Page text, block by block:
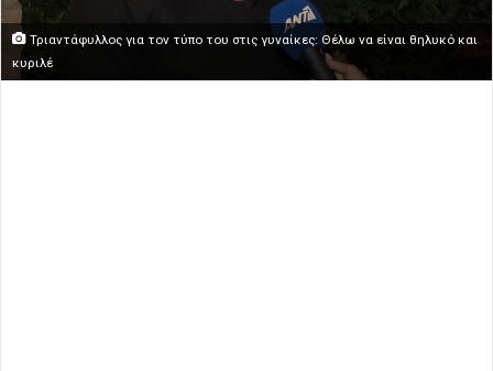
Τριαντάφυλλος για τον τύπο του στις γυναίκες: Θέλω να είναι θηλυκό και
κυριλέ